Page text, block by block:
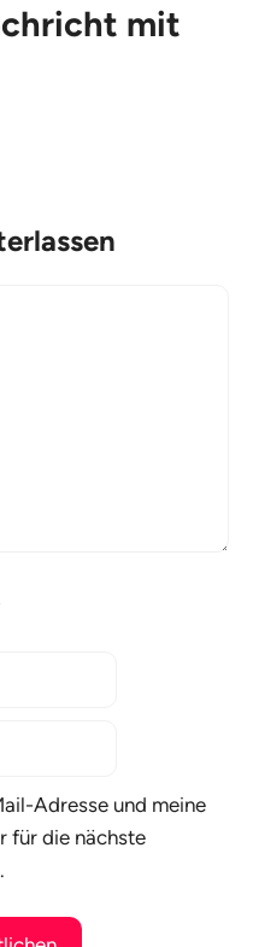
mit
Adresse und meine
für die nächste